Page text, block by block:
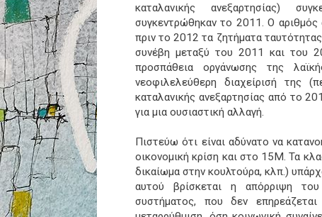
καταλανικής ανεξαρτησίας)
συγκεντρώθηκαν το 2011. Ο
πριν το 2012 τα ζητήματα
συνέβη μεταξύ του 2011 και του
προσπάθεια οργάνωσης της
νεοφιλελεύθερη διαχείρισή της
καταλανικής ανεξαρτησίας από το
για μια ουσιαστική αλλαγή.
Πιστεύω ότι είναι αδύνατο να
οικονομική κρίση και στο 15Μ. Τα
δικαίωμα στην κουλτούρα, κλπ.)
αυτού βρίσκεται η απόρριψη του
συστήματος, που δεν